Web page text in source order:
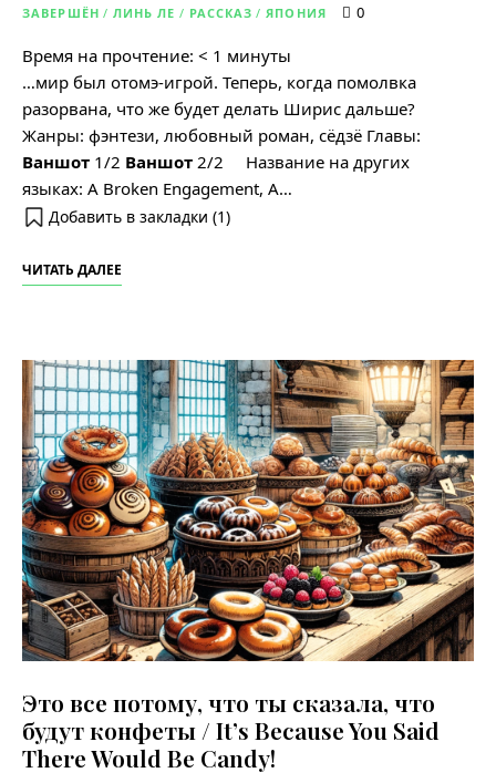
ЗАВЕРШЁН / ЛИНЬ ЛЕ / РАССКАЗ / ЯПОНИЯ 0
Время на прочтение: < 1 минуты
…мир был отомэ-игрой. Теперь, когда помолвка
разорвана, что же будет делать Ширис дальше?
Жанры: фэнтези, любовный роман, сёдзё Главы:
Ваншот 1/2 Ваншот 2/2 Название на других
языках: A Broken Engagement, A…
Добавить в закладки (1)
ЧИТАТЬ ДАЛЕЕ
Это все потому, что ты сказала, что
будут конфеты / It’s Because You Said
There Would Be Candy!